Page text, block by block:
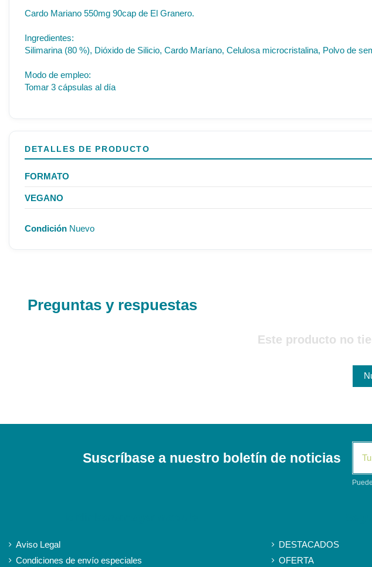
Cardo Mariano 550mg 90cap de El Granero.
Ingredientes:
Silimarina (80 %), Dióxido de Silicio, Cardo Maríano, Celulosa microcristalina, Polvo de
Modo de empleo:
Tomar 3 cápsulas al día
DETALLES DE PRODUCTO
FORMATO
VEGANO
Condición Nuevo
Preguntas y respuestas
Este producto no
Suscríbase a nuestro boletín de noticias
Aviso Legal
Condiciones de envío especiales
DESTACADOS
OFERTA